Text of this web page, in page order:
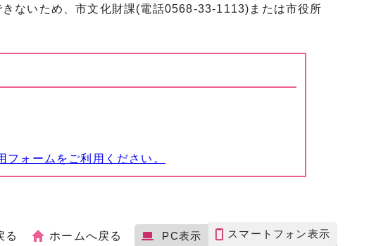
ないため、市文化財課(電話0568-33-1113)または市役所
ォームをご利用ください。
る ホームへ戻る PC表示 スマートフォン表示